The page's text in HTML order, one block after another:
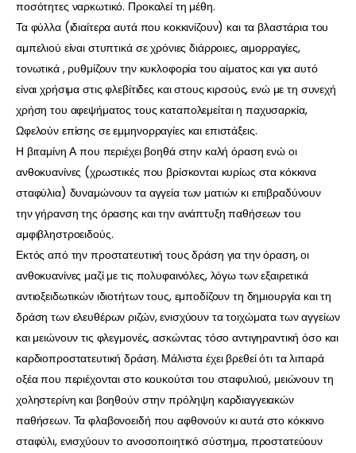
ποσότητες ναρκωτικό. Προκαλεί τη μέθη.
Τα φύλλα (ιδιαίτερα αυτά που κοκκινίζουν) και τα βλαστάρια του
αμπελιού είναι στυπτικά σε χρόνιες διάρροιες, αιμορραγίες,
τονωτικά , ρυθμίζουν την κυκλοφορία του αίματος και για αυτό
είναι χρήσιμα στις φλεβίτιδες και στους κιρσούς, ενώ με τη συνεχή
χρήση του αφεψήματος τους καταπολεμείται η παχυσαρκία,
Ωφελούν επίσης σε εμμηνορραγίες και επιστάξεις.
Η βιταμίνη Α που περιέχει βοηθά στην καλή όραση ενώ οι
ανθοκυανίνες (χρωστικές που βρίσκονται κυρίως στα κόκκινα
σταφύλια) δυναμώνουν τα αγγεία των ματιών κι επιβραδύνουν
την γήρανση της όρασης και την ανάπτυξη παθήσεων του
αμφιβληστροειδούς.
Εκτός από την προστατευτική τους δράση για την όραση, οι
ανθοκυανίνες μαζί με τις πολυφαινόλες, λόγω των εξαιρετικά
αντιοξειδωτικών ιδιοτήτων τους, εμποδίζουν τη δημιουργία και τη
δράση των ελευθέρων ριζών, ενισχύουν τα τοιχώματα των αγγείων
και μειώνουν τις φλεγμονές, ασκώντας τόσο αντιγηραντική όσο και
καρδιοπροστατευτική δράση. Μάλιστα έχει βρεθεί ότι τα λιπαρά
οξέα που περιέχονται στο κουκούτσι του σταφυλιού, μειώνουν τη
χοληστερίνη και βοηθούν στην πρόληψη καρδιαγγειακών
παθήσεων. Τα φλαβονοειδή που αφθονούν κι αυτά στο κόκκινο
σταφύλι, ενισχύουν το ανοσοποιητικό σύστημα, προστατεύουν